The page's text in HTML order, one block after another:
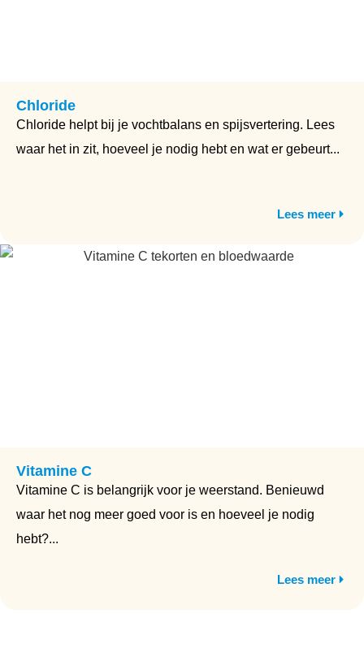
Chloride
Chloride helpt bij je vochtbalans en spijsvertering. Lees
waar het in zit, hoeveel je nodig hebt en wat er gebeurt...
Lees meer
Vitamine C
Vitamine C is belangrijk voor je weerstand. Benieuwd
waar het nog meer goed voor is en hoeveel je nodig
hebt?...
Lees meer